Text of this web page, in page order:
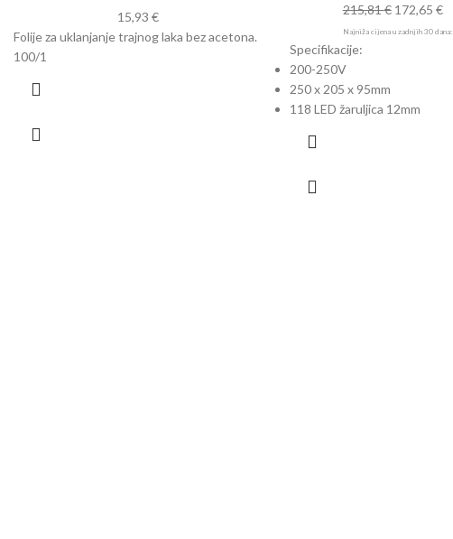
15,93 €
Folije za uklanjanje trajnog laka bez acetona.
100/1
215,81€ 172,65 €
Najniža cijena u zadnjih 30 dana:
Specifikacije:
200-250V
250 x 205 x 95mm
118 LED žaruljica 12mm